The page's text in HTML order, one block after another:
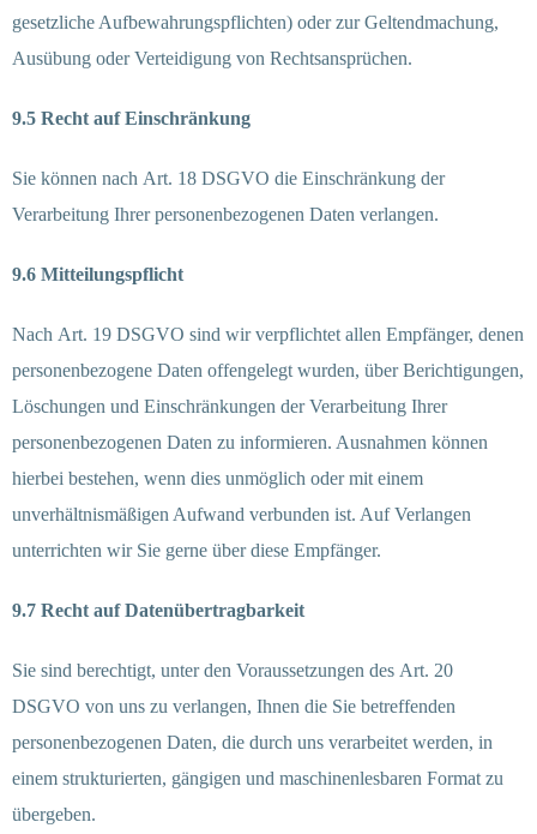
gesetzliche Aufbewahrungspflichten) oder zur Geltendmachung,
Ausübung oder Verteidigung von Rechtsansprüchen.
9.5 Recht auf Einschränkung
Sie können nach Art. 18 DSGVO die Einschränkung der
Verarbeitung Ihrer personenbezogenen Daten verlangen.
9.6 Mitteilungspflicht
Nach Art. 19 DSGVO sind wir verpflichtet allen Empfänger, denen
personenbezogene Daten offengelegt wurden, über Berichtigungen,
Löschungen und Einschränkungen der Verarbeitung Ihrer
personenbezogenen Daten zu informieren. Ausnahmen können
hierbei bestehen, wenn dies unmöglich oder mit einem
unverhältnismäßigen Aufwand verbunden ist. Auf Verlangen
unterrichten wir Sie gerne über diese Empfänger.
9.7 Recht auf Datenübertragbarkeit
Sie sind berechtigt, unter den Voraussetzungen des Art. 20
DSGVO von uns zu verlangen, Ihnen die Sie betreffenden
personenbezogenen Daten, die durch uns verarbeitet werden, in
einem strukturierten, gängigen und maschinenlesbaren Format zu
übergeben.